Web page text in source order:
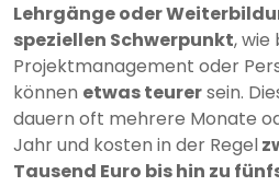
Lehrgänge oder
speziellen Schwerpunkt, wie
Projektmanagement oder
können etwas teurersein.
dauern oft mehrere Monate
Jahr und kosten in der Regel
Tausend Euro bis hin zu